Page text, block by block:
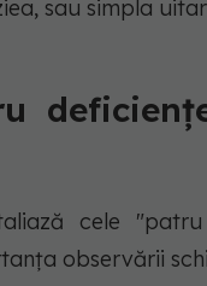
sau simpla
cele
observării